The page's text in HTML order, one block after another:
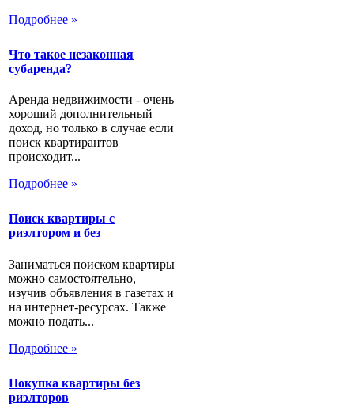
Подробнее »
Что такое незаконная
субаренда?
Аренда недвижимости - очень
хороший дополнительный
доход, но только в случае если
поиск квартирантов
происходит...
Подробнее »
Поиск квартиры с
риэлтором и без
Заниматься поиском квартиры
можно самостоятельно,
изучив объявления в газетах и
на интернет-ресурсах. Также
можно подать...
Подробнее »
Покупка квартиры без
риэлторов